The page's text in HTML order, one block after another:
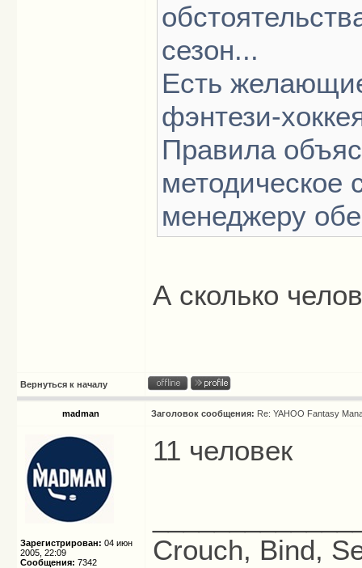
сезон...
Есть
фэнтези-
Правила
методическое
менеджеру
А сколько
Вернуться к началу
madman Заголовок сообщения: Re: YAHOO Fantasy
Зарегистрирован: 04 июн
2005, 22:09
Сообщения: 7342
11 человек
Crouch, Bind,